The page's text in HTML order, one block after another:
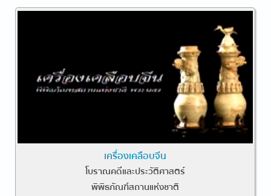
เครื่องเคลือบจีน
โบราณคดีและประวัติศาสตร์
พิพิธภัณฑ์สถานแห่งชาติ